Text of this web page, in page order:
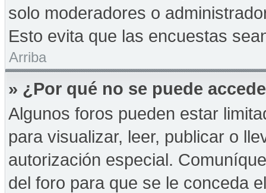
solo moderadores o
Esto evita que las encuestas
Arriba
» ¿Por qué no se puede
Algunos foros pueden estar
para visualizar, leer, publicar o
autorización especial.
del foro para que se le conceda